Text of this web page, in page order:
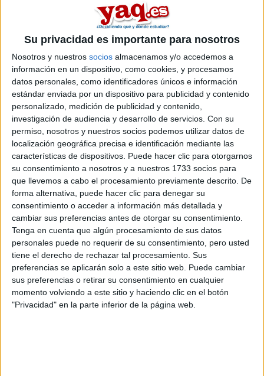
Su privacidad es importante para nosotros
Nosotros y nuestros socios almacenamos y/o accedemos a
información en un dispositivo, como cookies, y procesamos
datos personales, como identificadores únicos e información
estándar enviada por un dispositivo para publicidad y contenido
personalizado, medición de publicidad y contenido,
investigación de audiencia y desarrollo de servicios. Con su
permiso, nosotros y nuestros socios podemos utilizar datos de
localización geográfica precisa e identificación mediante las
características de dispositivos. Puede hacer clic para otorgarnos
su consentimiento a nosotros y a nuestros 1733 socios para
que llevemos a cabo el procesamiento previamente descrito. De
forma alternativa, puede hacer clic para denegar su
consentimiento o acceder a información más detallada y
cambiar sus preferencias antes de otorgar su consentimiento.
Tenga en cuenta que algún procesamiento de sus datos
personales puede no requerir de su consentimiento, pero usted
tiene el derecho de rechazar tal procesamiento. Sus
preferencias se aplicarán solo a este sitio web. Puede cambiar
sus preferencias o retirar su consentimiento en cualquier
momento volviendo a este sitio y haciendo clic en el botón
"Privacidad" en la parte inferior de la página web.
(Centro Adscrito Privado)
Pídeles información ¡GRATIS!
Online |Madrid
Máster en Negociación y
Resolución de Confictos
INSTITUTO SéNECA (Centro Adscrito Privado)
Tipo: Máster
Pídeles información ¡GRATIS!
Online |Madrid
Máster Universitario en Derecho
de Familia
UNIVERSIDAD EUROPEA DE MADRID (Universidad Privada)
Tipo: Máster
Pídeles información ¡GRATIS!
Online |Madrid
Máster Universitario en Mediación
para la Resolución de Conflictos
UNIVERSIDAD EUROPEA DE MADRID (Universidad Privada)